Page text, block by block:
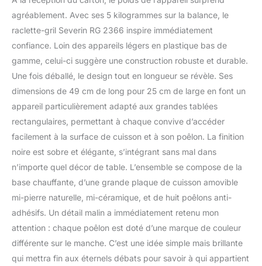
POLYVALENT - Raclette
Gril avec plaque de
cuisson amovible de
revêtement céramique et
pierre naturelle, idéale
pour la viande, le
poisson ou les légumes.
Grillades saines sans
ajout de matière grasse.
FACILE A NETTOYER -
Inclus 8 poêlons
antiadhésifs extra
profonds de 20 mm pour
un remplissage optimal
et 8 spatules pour
faciliter le retrait des
aliments. Spatules,
poêlons et plaque de
cuisson se lavent au
lave-vaisselle pour un
entretien facile
agréablement. Avec ses 5 kilogrammes sur la balance, le
raclette-gril Severin RG 2366 inspire immédiatement
confiance. Loin des appareils légers en plastique bas de
gamme, celui-ci suggère une construction robuste et durable.
Une fois déballé, le design tout en longueur se révèle. Ses
dimensions de 49 cm de long pour 25 cm de large en font un
appareil particulièrement adapté aux grandes tablées
rectangulaires, permettant à chaque convive d’accéder
facilement à la surface de cuisson et à son poêlon. La finition
noire est sobre et élégante, s’intégrant sans mal dans
n’importe quel décor de table. L’ensemble se compose de la
base chauffante, d’une grande plaque de cuisson amovible
mi-pierre naturelle, mi-céramique, et de huit poêlons anti-
adhésifs. Un détail malin a immédiatement retenu mon
attention : chaque poêlon est doté d’une marque de couleur
différente sur le manche. C’est une idée simple mais brillante
qui mettra fin aux éternels débats pour savoir à qui appartient